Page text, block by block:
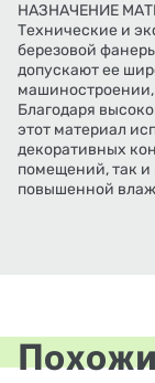
НАЗНАЧЕНИЕ
Технические и
березовой
допускают ее
машиностроении,
Благодаря
этот материал
декоративных
помещений, так и
повышенной